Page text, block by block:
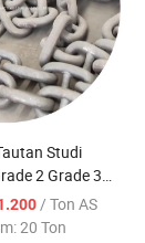
Studi
2 Grade 3
/ Ton AS
20 Ton